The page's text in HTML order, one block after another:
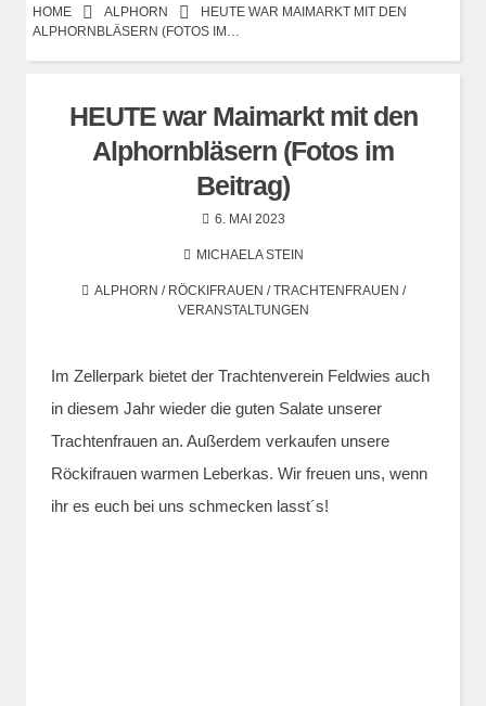
HOME ALPHORN
HEUTE WAR MAIMARKT MIT DEN
ALPHORNBLÄSERN (FOTOS IM…
HEUTE war Maimarkt mit den
Alphornbläsern (Fotos im
Beitrag)
6. MAI 2023
MICHAELA STEIN
ALPHORN / RÖCKIFRAUEN /TRACHTENFRAUEN /
VERANSTALTUNGEN
Im Zellerpark bietet der Trachtenverein Feldwies auch
in diesem Jahr wieder die guten Salate unserer
Trachtenfrauen an. Außerdem verkaufen unsere
Röckifrauen warmen Leberkas. Wir freuen uns, wenn
ihr es euch bei uns schmecken lasst´s!